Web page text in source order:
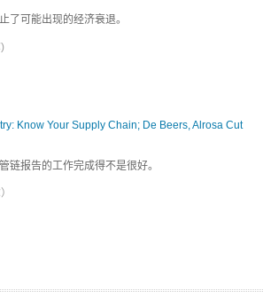
了可能出现的经济衰退。
Know Your Supply Chain; De Beers, Alrosa Cut
链报告的工作完成得不是很好。